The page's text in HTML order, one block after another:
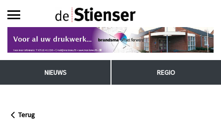
NIEUWS REGIO
Terug